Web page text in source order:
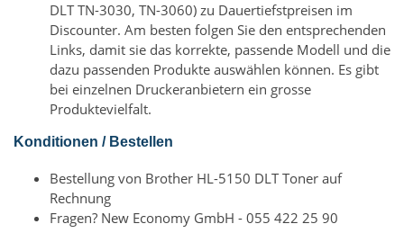
DLT TN-3030, TN-3060) zu Dauertiefstpreisen im
Discounter. Am besten folgen Sie den entsprechenden
Links, damit sie das korrekte, passende Modell und die
dazu passenden Produkte auswählen können. Es gibt
bei einzelnen Druckeranbietern ein grosse
Produktevielfalt.
Konditionen / Bestellen
Bestellung von Brother HL-5150 DLT Toner auf
Rechnung
Fragen? New Economy GmbH - 055 422 25 90